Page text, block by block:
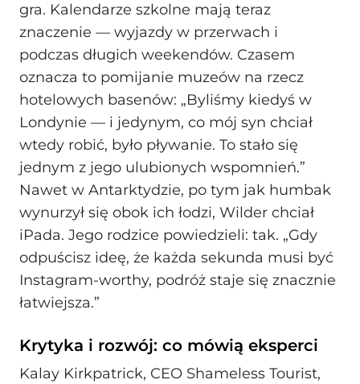
gra. Kalendarze szkolne mają teraz
znaczenie — wyjazdy w przerwach i
podczas długich weekendów. Czasem
oznacza to pomijanie muzeów na rzecz
hotelowych basenów: „Byliśmy kiedyś w
Londynie — i jedynym, co mój syn chciał
wtedy robić, było pływanie. To stało się
jednym z jego ulubionych wspomnień.”
Nawet w Antarktydzie, po tym jak humbak
wynurzył się obok ich łodzi, Wilder chciał
iPada. Jego rodzice powiedzieli: tak. „Gdy
odpuścisz ideę, że każda sekunda musi być
Instagram-worthy, podróż staje się znacznie
łatwiejsza.”
Krytyka i rozwój: co mówią eksperci
Kalay Kirkpatrick, CEO Shameless Tourist,